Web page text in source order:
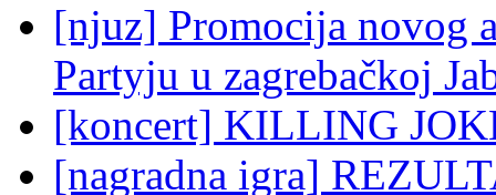
[njuz] Promocija novog
Partyju u zagrebačkoj
[koncert] KILLING
[nagradna igra]